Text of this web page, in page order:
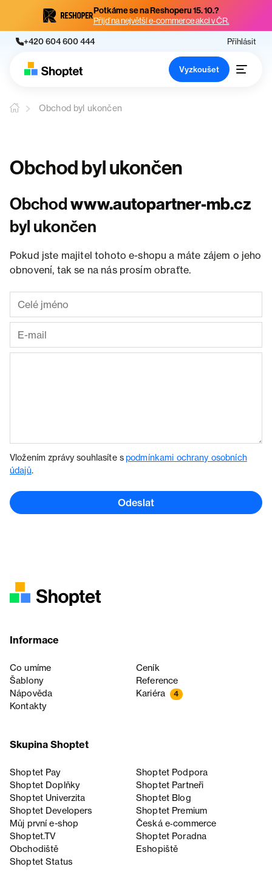
Potkáme se na Reshoperu 15. 10.?
Přijď na největší e-commerce akci v ČR.
+420 604 600 444 Přihlásit
Vyzkoušet
Obchod byl ukončen
Obchod byl ukončen
Obchodwww.autopartner-mb.cz
byl ukončen
Pokud jste majitel tohoto e-shopu a máte zájem o jeho
obnovení, tak se na nás prosím obraťte.
Vložením zprávy souhlasíte spodmínkami ochrany osobních
údajů.
Odeslat
Informace
Co umíme
Ceník
Šablony
Reference
Nápověda
Kariéra 4
Kontakty
Skupina Shoptet
Shoptet Pay
Shoptet Podpora
Shoptet Doplňky
Shoptet Partneři
Shoptet Univerzita
Shoptet Blog
Shoptet Developers
Shoptet Premium
Můj první e-shop
Česká e‑commerce
Shoptet.TV
Shoptet Poradna
Obchodiště
Eshopiště
Shoptet Status